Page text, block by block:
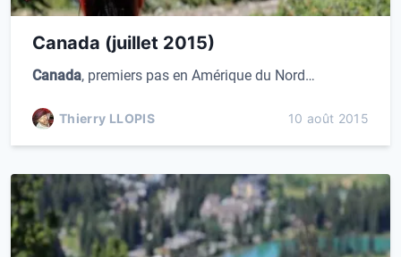
Canada (juillet 2015)
Canada, premiers pas en Amérique du Nord…
Thierry LLOPIS 10 août 2015